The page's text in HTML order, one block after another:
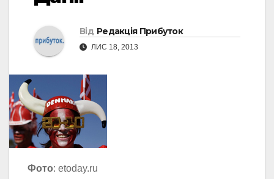
Від Редакція Прибуток
ЛИС 18, 2013
Фото: etoday.ru